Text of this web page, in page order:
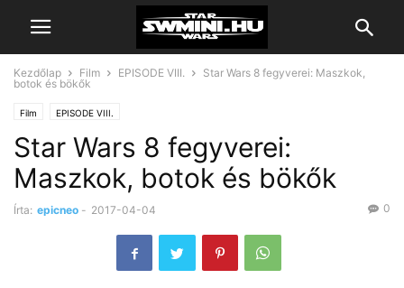
Kezdőlap Film EPISODE VIII.
Star Wars 8 fegyverei: Maszkok,
botok és bökők
Film EPISODE VIII.
Star Wars 8 fegyverei:
Maszkok, botok és bökők
Írta: epicneo - 2017-04-04 0